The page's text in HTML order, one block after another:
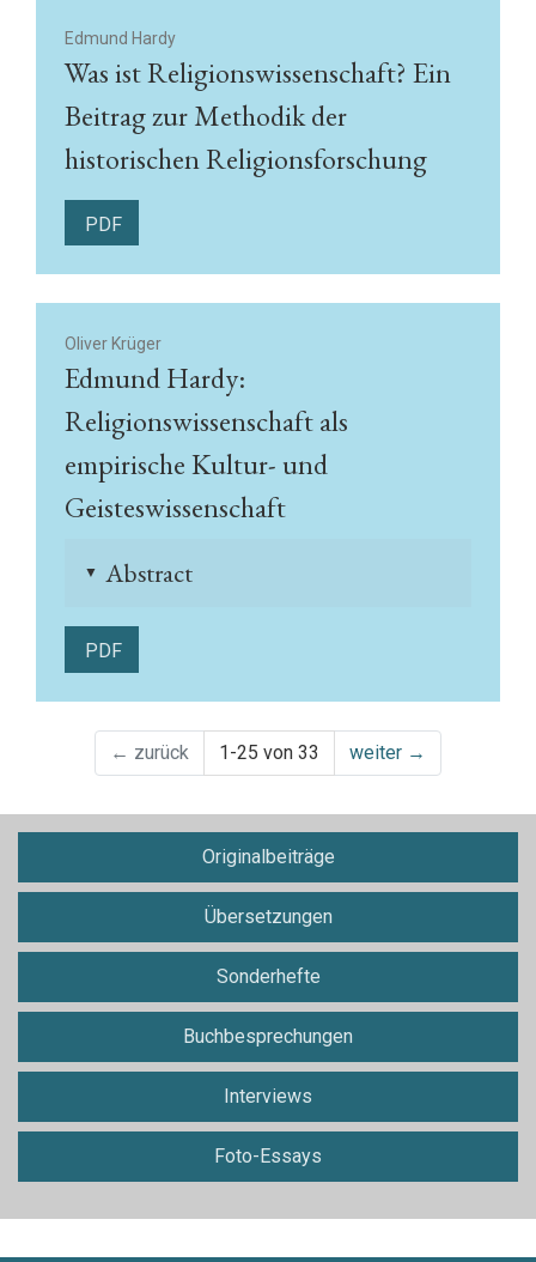
Edmund Hardy
Was ist Religionswissenschaft? Ein
Beitrag zur Methodik der
historischen Religionsforschung
PDF
Oliver Krüger
Edmund Hardy:
Religionswissenschaft als
empirische Kultur- und
Geisteswissenschaft
▲ Abstract
PDF
← zurück 1-25 von 33 weiter →
Originalbeiträge
Übersetzungen
Sonderhefte
Buchbesprechungen
Interviews
Foto-Essays